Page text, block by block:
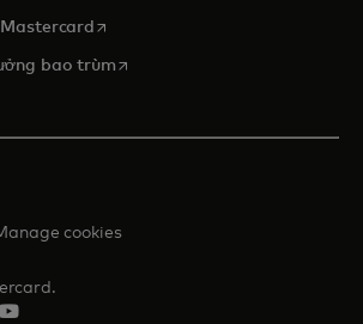
opens in a new tab
bao trùmopens in a new tab
cookies